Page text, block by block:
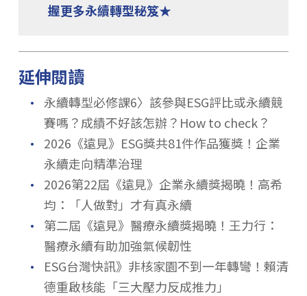
握更多永續轉型秘笈★
延伸閱讀
． 永續轉型必修課6〉該參與ESG評比或永續競
賽嗎？成績不好該怎辦？How to check？
．
2026《遠見》ESG獎共81件作品獲獎！企業
永續走向精準治理
．
2026第22屆《遠見》企業永續獎揭曉！高希
均：「人做對」才有真永續
．
第二屆《遠見》醫療永續獎揭曉！王力行：
醫療永續有助加強氣候韌性
．
ESG台灣快訊》非核家園不到一年轉彎！賴清
德重啟核能「三大壓力反成推力」